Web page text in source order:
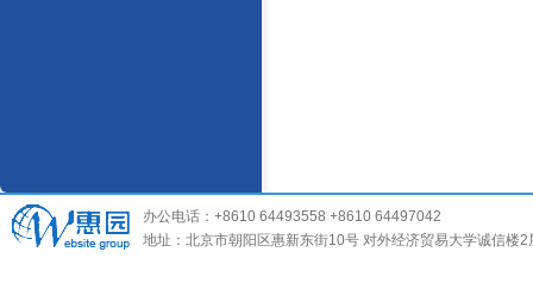
办公电话：+8610 64493558 +8610 64497042
地址：北京市朝阳区惠新东街10号 对外经济贸易大学诚信楼